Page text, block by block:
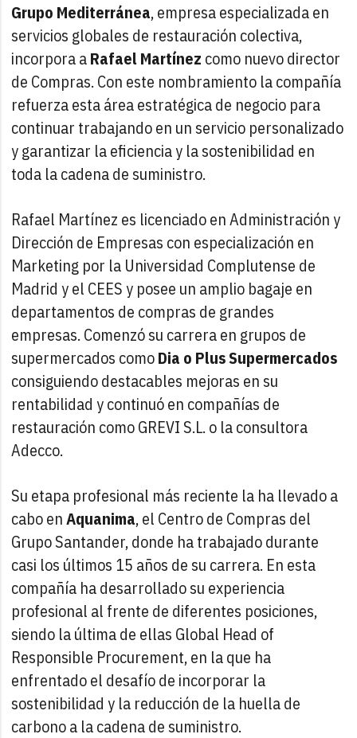
Grupo Mediterránea, empresa especializada en
servicios globales de restauración colectiva,
incorpora aRafael Martínez como nuevo director
de Compras. Con este nombramiento la compañía
refuerza esta área estratégica de negocio para
continuar trabajando en un servicio personalizado
y garantizar la eficiencia y la sostenibilidad en
toda la cadena de suministro.
Rafael Martínez es licenciado en Administración y
Dirección de Empresas con especialización en
Marketing por la Universidad Complutense de
Madrid y el CEES y posee un amplio bagaje en
departamentos de compras de grandes
empresas. Comenzó su carrera en grupos de
supermercados comoDia o Plus Supermercados
consiguiendo destacables mejoras en su
rentabilidad y continuó en compañías de
restauración como GREVI S.L. o la consultora
Adecco.
Su etapa profesional más reciente la ha llevado a
cabo enAquanima, el Centro de Compras del
Grupo Santander, donde ha trabajado durante
casi los últimos 15 años de su carrera. En esta
compañía ha desarrollado su experiencia
profesional al frente de diferentes posiciones,
siendo la última de ellas Global Head of
Responsible Procurement, en la que ha
enfrentado el desafío de incorporar la
sostenibilidad y la reducción de la huella de
carbono a la cadena de suministro.